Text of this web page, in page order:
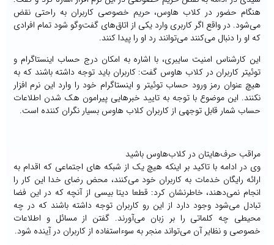
هنگام حضور در کلاب هاوس، حریم خصوصی کاربران به راحتی نقض
می‌شود. در واقع اگر کاربری وارد یکی از اتاق‌های گفت‌وگو شود تمام افرادی
که او را دنبال می‌کنند می‌توانند رد او را پیدا کنند.
این کارشناس امنیت سایبری، با اشاره به امکان درج حساب اینستاگرام و
توئیتر کاربران در کلاب هاوس گفت: کاربران باید توجه داشته باشند که به
هیچ عنوان رمز ورود حساب توئیتر و اینستاگرام خود را وارد این نرم افزار
نکنند. این موضوع با توجه به تایید خبرهایی پیرامون هک شدن اطلاعات
حساب شمار قابل توجهی از کاربران کلاب هاوس بسیار نگران کننده است.
مراقب حرف‌هایتان در کلاب‌هاوس باشید
وی در ادامه با تاکید بر اینکه هیچ یک از شبکه های اجتماعی که اقدام به
ارائه رایگان خدمات به کاربران خود می‌کنند، محض رضای خدا این کار را
انجام نمی‌دهند، خاطرنشان کرد: قطعا دیتا بیسی از آنچه که در این فضا
تبادل می‌شود وجود دارد از این رو کاربران توجه داشته باشند که در چه
محیطی چه کلماتی را بر زبان می‌آورند. گفتن از مسائل و اطلاعات
خصوصی و نظایر آن می‌تواند منجر به سوءاستفاده از کاربران در آِینده شود.